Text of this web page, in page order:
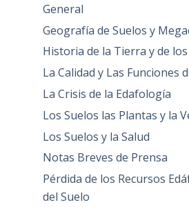
General
Geografía de Suelos y
Historia de la Tierra y de los
La Calidad y Las Funciones
La Crisis de la Edafología
Los Suelos las Plantas y la
Los Suelos y la Salud
Notas Breves de Prensa
Pérdida de los Recursos
del Suelo